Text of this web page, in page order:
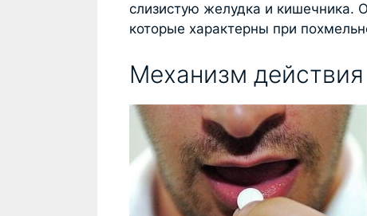
слизистую желудка и кишечника.
которые характерны при
Механизм